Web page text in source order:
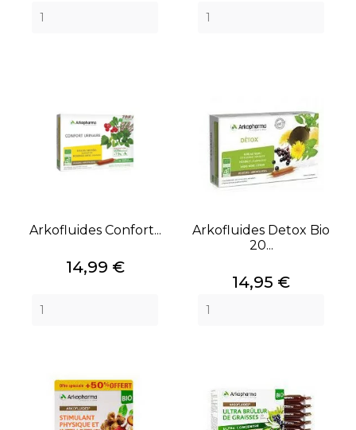
Arkofluides Confort...
Prix
14,99 €
Arkofluides Detox Bio
20...
Prix
14,95 €